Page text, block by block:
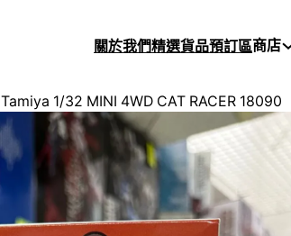
關於我們精選貨品預訂區商店
Tamiya 1/32 MINI 4WD CAT RACER 18090